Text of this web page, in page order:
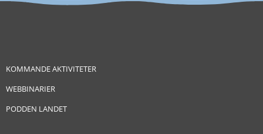
KOMMANDE AKTIVITETER
WEBBINARIER
PODDEN LANDET